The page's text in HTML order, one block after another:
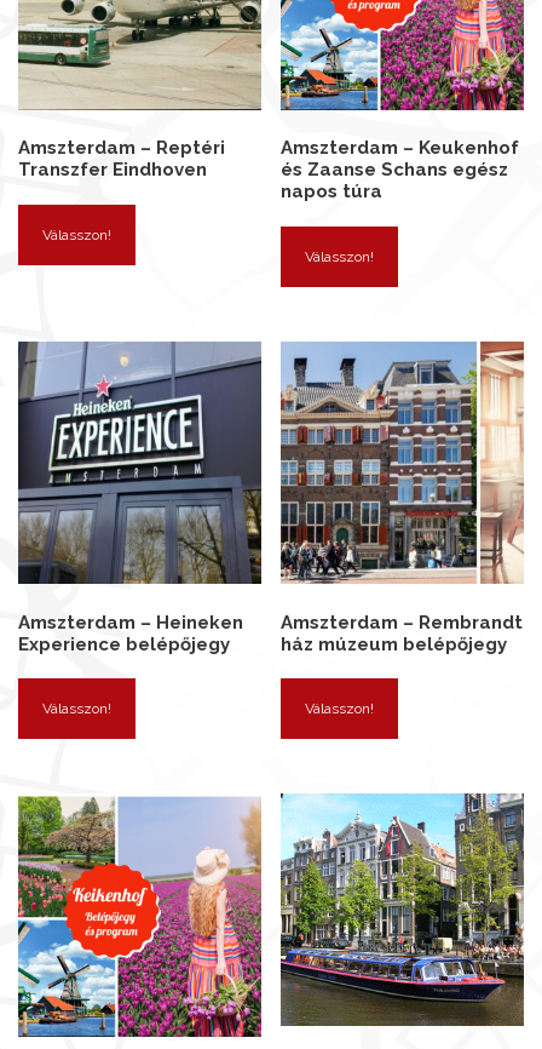
Amszterdam – Reptéri
Transzfer Eindhoven
Válasszon!
Amszterdam – Keukenhof
és Zaanse Schans egész
napos túra
Válasszon!
Amszterdam – Heineken
Experience belépőjegy
Válasszon!
Amszterdam – Rembrandt
ház múzeum belépőjegy
Válasszon!